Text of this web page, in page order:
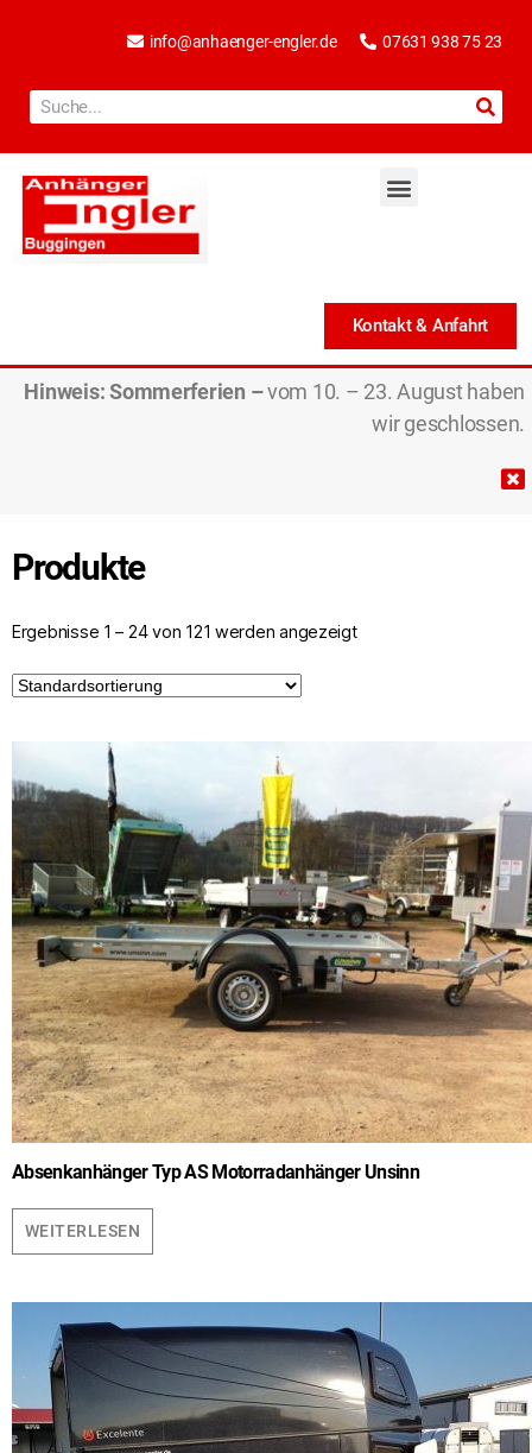
info@anhaenger-engler.de 07631 938 75 23
Kontakt & Anfahrt
Hinweis:Sommerferien –vom 10. – 23. August haben
wir geschlossen.
Produkte
Ergebnisse 1 – 24 von 121 werden angezeigt
Absenkanhänger Typ AS Motorradanhänger Unsinn
WEITERLESEN